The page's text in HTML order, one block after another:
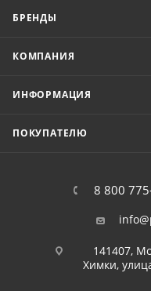
БРЕНДЫ
КОМПАНИЯ
ИНФОРМАЦИЯ
ПОКУПАТЕЛЮ
8 800
141407,
Химки,